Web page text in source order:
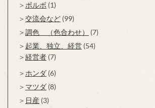
ボルボ (1)
交流会など (99)
調色 （色合わせ）
(7)
起業、独立、経営 (54)
経営者 (7)
ホンダ (6)
マツダ (8)
日産 (3)